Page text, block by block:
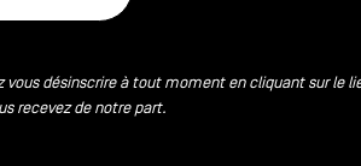
vous désinscrire à tout moment en cliquant sur le
recevez de notre part.